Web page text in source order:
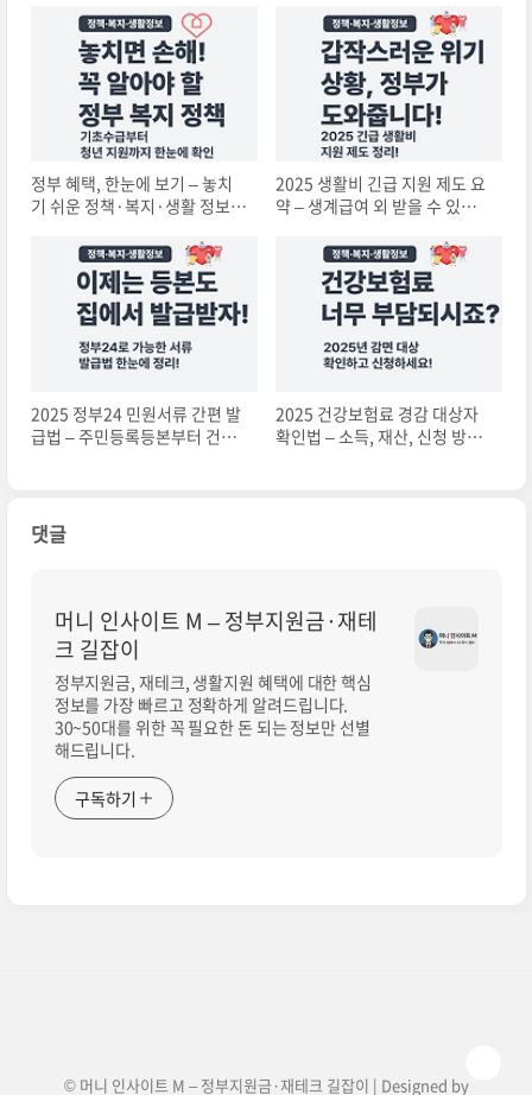
정부 혜택, 한눈에 보기 – 놓치
기 쉬운 정책·복지·생활 정보
2025 생활비 긴급 지원 제도 요
약 – 생계급여 외 받을 수 있는
2025 정부24 민원서류 간편 발
급법 – 주민등록등본부터 건강
2025 건강보험료 경감 대상자
확인법 – 소득, 재산, 신청 방법
댓글
머니 인사이트 M – 정부지원금·재테
크 길잡이
정부지원금, 재테크, 생활지원 혜택에 대한 핵심
정보를 가장 빠르고 정확하게 알려드립니다.
30~50대를 위한 꼭 필요한 돈 되는 정보만 선별
해드립니다.
구독하기
© 머니 인사이트 M – 정부지원금·재테크 길잡이 | Designed by